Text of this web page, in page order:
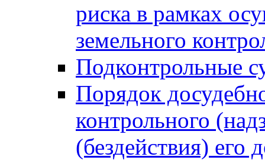
риска в рамках
земельного
Подконтрольные
Порядок
контрольного
(бездействия)